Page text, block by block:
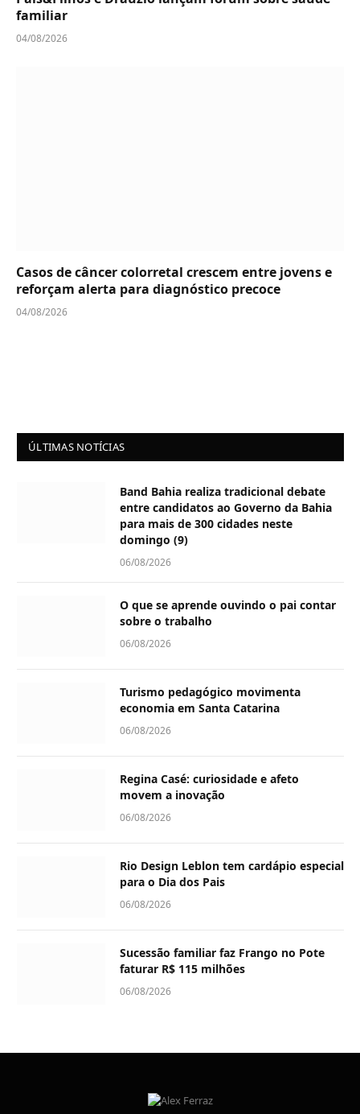
familiar
04/08/2026
Casos de câncer colorretal crescem entre jovens e
reforçam alerta para diagnóstico precoce
04/08/2026
ÚLTIMAS NOTÍCIAS
Band Bahia realiza tradicional debate
entre candidatos ao Governo da Bahia
para mais de 300 cidades neste
domingo (9)
06/08/2026
O que se aprende ouvindo o pai contar
sobre o trabalho
06/08/2026
Turismo pedagógico movimenta
economia em Santa Catarina
06/08/2026
Regina Casé: curiosidade e afeto
movem a inovação
06/08/2026
Rio Design Leblon tem cardápio especial
para o Dia dos Pais
06/08/2026
Sucessão familiar faz Frango no Pote
faturar R$ 115 milhões
06/08/2026